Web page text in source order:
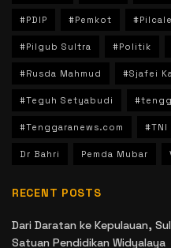
#PDIP #Pemkot
#Pilgub Sultra #Politik
#Rusda Mahmud #Sjafei
#Teguh Setyabudi
#Tenggaranews.com #TNI
Dr Bahri Pemda Mubar
RECENT POSTS
Dari Daratan ke Kepulauan,
Satuan Pendidikan Widyalaya